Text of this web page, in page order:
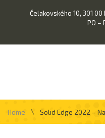
Čelakovského 10, 301 00
PO –
Home \ Solid Edge 2022 –